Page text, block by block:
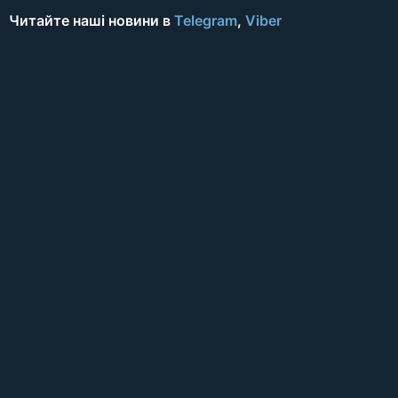
Читайте наші новини в Telegram, Viber